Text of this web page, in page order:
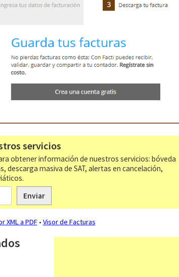
servicios
obtener información de nuestros servicios: bóveda
descarga masiva de SAT, alertas en cancelación,
Enviar
XML a PDF• Visor de Facturas